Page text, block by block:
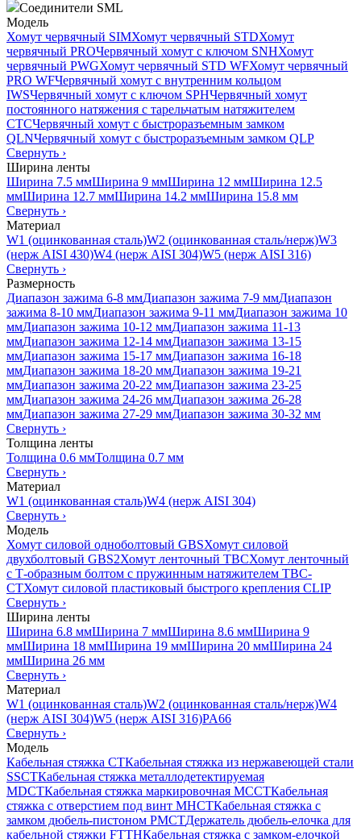
Соединители SML
Модель
Хомут червячный SIMХомут червячный STDХомут
червячный PROЧервячный хомут с ключом SNHХомут
червячный PWGХомут червячный STD WFХомут червячный
PRO WFЧервячный хомут с внутренним кольцом
IWSЧервячный хомут с ключом SPHЧервячный хомут
постоянного натяжения с тарельчатым натяжителем
CTCЧервячный хомут с быстроразъемным замком
QLNЧервячный хомут с быстроразъемным замком QLP
Свернуть ›
Ширина ленты
Ширина 7.5 ммШирина 9 ммШирина 12 ммШирина 12.5
ммШирина 12.7 ммШирина 14.2 ммШирина 15.8 мм
Свернуть ›
Материал
W1 (оцинкованная сталь)W2 (оцинкованная сталь/нерж)W3
(нерж AISI 430)W4 (нерж AISI 304)W5 (нерж AISI 316)
Свернуть ›
Размерность
Диапазон зажима 6-8 ммДиапазон зажима 7-9 ммДиапазон
зажима 8-10 ммДиапазон зажима 9-11 ммДиапазон зажима 10
ммДиапазон зажима 10-12 ммДиапазон зажима 11-13
ммДиапазон зажима 12-14 ммДиапазон зажима 13-15
ммДиапазон зажима 15-17 ммДиапазон зажима 16-18
ммДиапазон зажима 18-20 ммДиапазон зажима 19-21
ммДиапазон зажима 20-22 ммДиапазон зажима 23-25
ммДиапазон зажима 24-26 ммДиапазон зажима 26-28
ммДиапазон зажима 27-29 ммДиапазон зажима 30-32 мм
Свернуть ›
Толщина ленты
Толщина 0.6 ммТолщина 0.7 мм
Свернуть ›
Материал
W1 (оцинкованная сталь)W4 (нерж AISI 304)
Свернуть ›
Модель
Хомут силовой одноболтовый GBSХомут силовой
двухболтовый GBS2Хомут ленточный TBCХомут ленточный
с Т-образным болтом с пружинным натяжителем TBC-
CTХомут силовой пластиковый быстрого крепления CLIP
Свернуть ›
Ширина ленты
Ширина 6.8 ммШирина 7 ммШирина 8.6 ммШирина 9
ммШирина 18 ммШирина 19 ммШирина 20 ммШирина 24
ммШирина 26 мм
Свернуть ›
Материал
W1 (оцинкованная сталь)W2 (оцинкованная сталь/нерж)W4
(нерж AISI 304)W5 (нерж AISI 316)PA66
Свернуть ›
Модель
Кабельная стяжка CTКабельная стяжка из нержавеющей стали
SSCTКабельная стяжка металлодетектируемая
MDCTКабельная стяжка маркировочная MCCTКабельная
стяжка с отверстием под винт MHCTКабельная стяжка с
замком дюбель-пистоном PMCTДержатель дюбель-елочка для
кабельной стяжки FTTHКабельная стяжка c замком-елочкой